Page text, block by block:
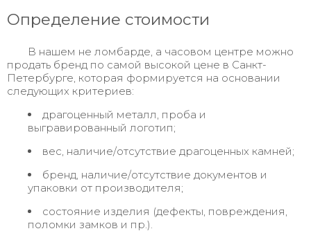
Определение стоимости
В нашем не ломбарде, а часовом центре можно
продать бренд по самой высокой цене в Санкт-
Петербурге, которая формируется на основании
следующих критериев:
драгоценный металл, проба и
выгравированный логотип;
вес, наличие/отсутствие драгоценных камней;
бренд, наличие/отсутствие документов и
упаковки от производителя;
состояние изделия (дефекты, повреждения,
поломки замков и пр.).